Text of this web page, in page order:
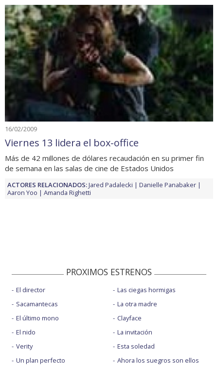
16/02/2009
Viernes 13 lidera el box-office
Más de 42 millones de dólares recaudación en su primer fin
de semana en las salas de cine de Estados Unidos
ACTORES RELACIONADOS:Jared Padalecki
Danielle Panabaker
Aaron Yoo
Amanda Righetti
PROXIMOS ESTRENOS
El director
Sacamantecas
El último mono
El nido
Verity
Un plan perfecto
Las ciegas hormigas
La otra madre
Clayface
La invitación
Esta soledad
Ahora los suegros son ellos